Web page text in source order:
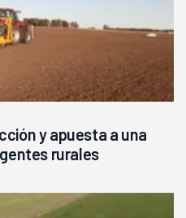
y apuesta a una
rurales